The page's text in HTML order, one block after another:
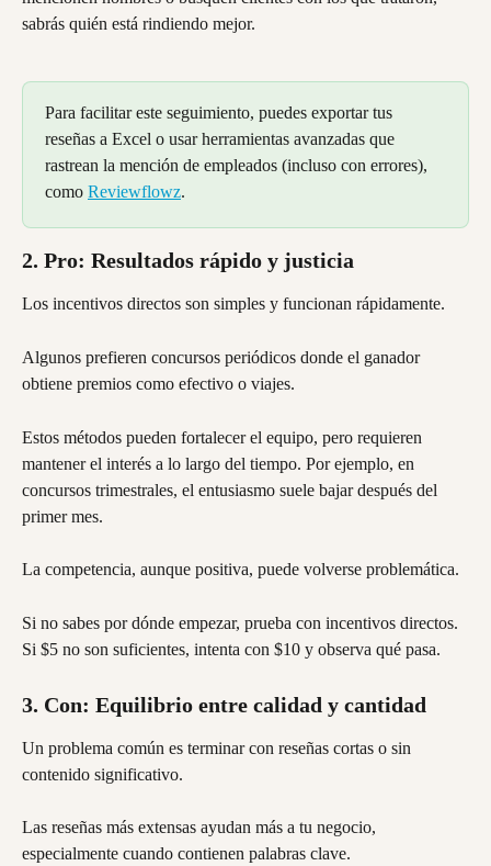
sabrás quién está rindiendo mejor.
Para facilitar este seguimiento, puedes exportar tus
reseñas a Excel o usar herramientas avanzadas que
rastrean la mención de empleados (incluso con errores),
como Reviewflowz.
2. Pro: Resultados rápido y justicia
Los incentivos directos son simples y funcionan rápidamente.
Algunos prefieren concursos periódicos donde el ganador
obtiene premios como efectivo o viajes.
Estos métodos pueden fortalecer el equipo, pero requieren
mantener el interés a lo largo del tiempo. Por ejemplo, en
concursos trimestrales, el entusiasmo suele bajar después del
primer mes.
La competencia, aunque positiva, puede volverse problemática.
Si no sabes por dónde empezar, prueba con incentivos directos.
Si $5 no son suficientes, intenta con $10 y observa qué pasa.
3. Con: Equilibrio entre calidad y cantidad
Un problema común es terminar con reseñas cortas o sin
contenido significativo.
Las reseñas más extensas ayudan más a tu negocio,
especialmente cuando contienen palabras clave.